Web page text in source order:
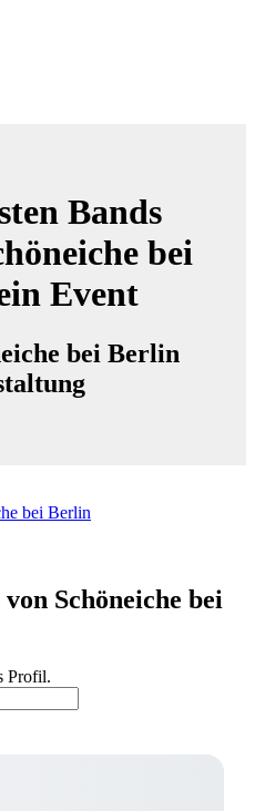
Bands
bei
Event
bei Berlin
bei Berlin
Schöneiche bei
Profil.